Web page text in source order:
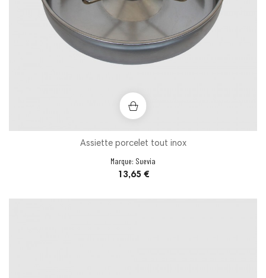
Assiette porcelet tout inox
Marque: Suevia
Prix
13,65 €